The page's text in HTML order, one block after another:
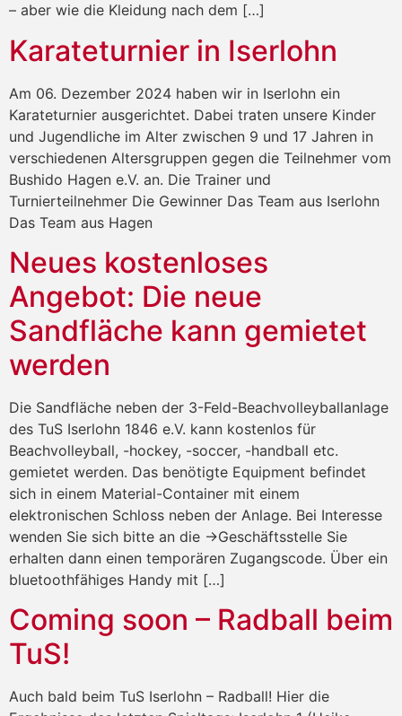
– aber wie die Kleidung nach dem […]
Karateturnier in Iserlohn
Am 06. Dezember 2024 haben wir in Iserlohn ein
Karateturnier ausgerichtet. Dabei traten unsere Kinder
und Jugendliche im Alter zwischen 9 und 17 Jahren in
verschiedenen Altersgruppen gegen die Teilnehmer vom
Bushido Hagen e.V. an. Die Trainer und
Turnierteilnehmer Die Gewinner Das Team aus Iserlohn
Das Team aus Hagen
Neues kostenloses
Angebot: Die neue
Sandfläche kann gemietet
werden
Die Sandfläche neben der 3-Feld-Beachvolleyballanlage
des TuS Iserlohn 1846 e.V. kann kostenlos für
Beachvolleyball, -hockey, -soccer, -handball etc.
gemietet werden. Das benötigte Equipment befindet
sich in einem Material-Container mit einem
elektronischen Schloss neben der Anlage. Bei Interesse
wenden Sie sich bitte an die ->Geschäftsstelle Sie
erhalten dann einen temporären Zugangscode. Über ein
bluetoothfähiges Handy mit […]
Coming soon – Radball beim
TuS!
Auch bald beim TuS Iserlohn – Radball! Hier die